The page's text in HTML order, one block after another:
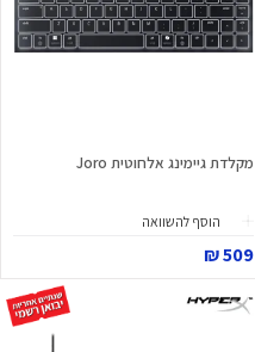
מקלדת גיימינג אלחוטית Joro
הוסף להשוואה
509 ₪